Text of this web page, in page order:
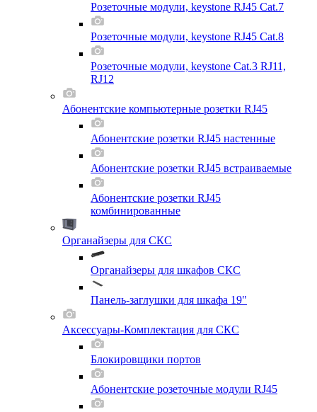
Розеточные модули, keystone RJ45 Cat.7
Розеточные модули, keystone RJ45 Cat.8
Розеточные модули, keystone Cat.3 RJ11,
RJ12
Абонентские компьютерные розетки RJ45
Абонентские розетки RJ45 настенные
Абонентские розетки RJ45 встраиваемые
Абонентские розетки RJ45
комбинированные
Органайзеры для СКС
Органайзеры для шкафов СКС
Панель-заглушки для шкафа 19"
Аксессуары-Комплектация для СКС
Блокировщики портов
Абонентские розеточные модули RJ45